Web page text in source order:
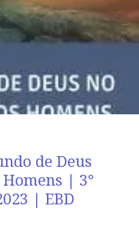
de Deus
| 3°
| EBD